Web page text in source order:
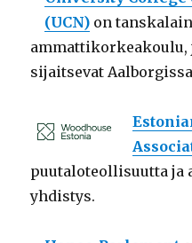
(UCN) on
ammattikorkeakoulu,
sijaitsevat
puutaloteollisuutta ja
yhdistys.